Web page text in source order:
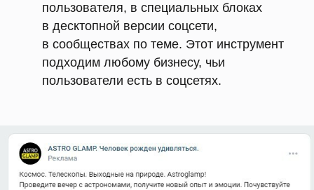
пользователя, в специальных блоках
в десктопной версии соцсети,
в сообществах по теме. Этот инструмент
подходим любому бизнесу, чьи
пользователи есть в соцсетях.